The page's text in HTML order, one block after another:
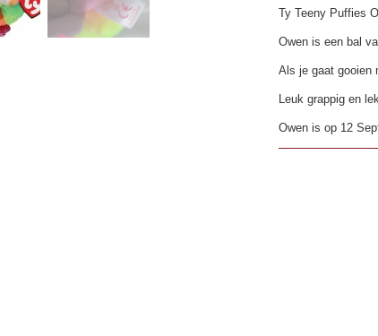
Ty Teeny Puffies
Owen is een bal
Als je gaat gooien
Leuk grappig en
Owen is op 12